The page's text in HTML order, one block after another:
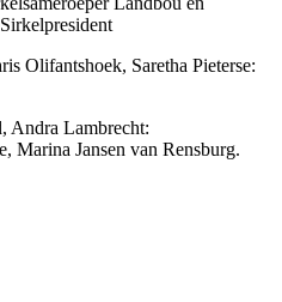
Olifantshoek, Saretha Pieterse:
Andra Lambrecht:
Marina Jansen van Rensburg.